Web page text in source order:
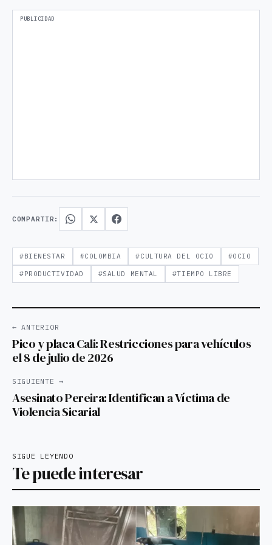
COMPARTIR:
#BIENESTAR #COLOMBIA #CULTURA DEL OCIO #OCIO
#PRODUCTIVIDAD #SALUD MENTAL #TIEMPO LIBRE
← ANTERIOR
Pico y placa Cali: Restricciones para vehículos
el 8 de julio de 2026
SIGUIENTE →
Asesinato Pereira: Identifican a Víctima de
Violencia Sicarial
SIGUE LEYENDO
Te puede interesar